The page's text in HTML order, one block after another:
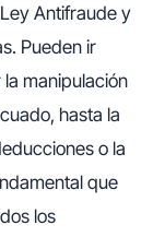
Antifraude y
Pueden ir
manipulación
hasta la
o la
que
los